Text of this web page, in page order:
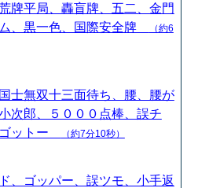
牌平局、轟盲牌、五二、金門
、黒一色、国際安全牌
（約6
士無双十三面待ち、腰、腰が
次郎、５０００点棒、誤チ
ットー
（約7分10秒）
、ゴッパー、誤ツモ、小手返